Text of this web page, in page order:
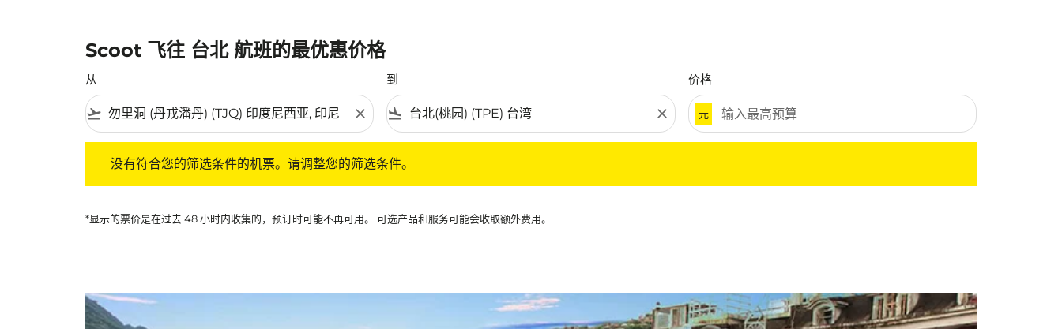
Scoot 飞往 台北 航班的最优惠价格
从
flight_takeoff close
到
flight_land close
价格
元
没有符合您的筛选条件的机票。请调整您的筛选条件。
*显示的票价是在过去 48 小时内收集的，预订时可能不再可用。 可选产品和服务可能会收取额外费用。